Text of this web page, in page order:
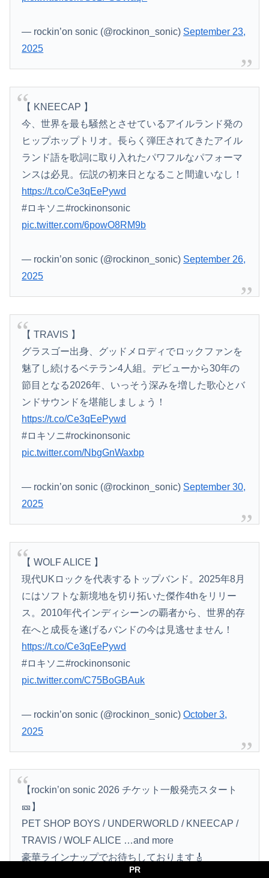
— rockin’on sonic (@rockinon_sonic) September 23,
2025
【 KNEECAP 】
今、世界を最も騒然とさせているアイルランド発の
ヒップホップトリオ。長らく弾圧されてきたアイル
ランド語を歌詞に取り入れたパワフルなパフォーマ
ンスは必見。伝説の初来日となること間違いなし！
https://t.co/Ce3qEePywd
#ロキソニ#rockinonsonic
pic.twitter.com/6powO8RM9b
— rockin’on sonic (@rockinon_sonic) September 26,
2025
【 TRAVIS 】
グラスゴー出身、グッドメロディでロックファンを
魅了し続けるベテラン4人組。デビューから30年の
節目となる2026年、いっそう深みを増した歌心とバ
ンドサウンドを堪能しましょう！
https://t.co/Ce3qEePywd
#ロキソニ#rockinonsonic
pic.twitter.com/NbgGnWaxbp
— rockin’on sonic (@rockinon_sonic) September 30,
2025
【 WOLF ALICE 】
現代UKロックを代表するトップバンド。2025年8月
にはソフトな新境地を切り拓いた傑作4thをリリー
ス。2010年代インディシーンの覇者から、世界的存
在へと成長を遂げるバンドの今は見逃せません！
https://t.co/Ce3qEePywd
#ロキソニ#rockinonsonic
pic.twitter.com/C75BoGBAuk
— rockin’on sonic (@rockinon_sonic)October 3,
2025
【rockin’on sonic 2026 チケット一般発売スタート
🎫】
PET SHOP BOYS / UNDERWORLD / KNEECAP /
TRAVIS / WOLF ALICE …and more
豪華ラインナップでお待ちしております🎸
チケット購入は公式サイトへ。
PR